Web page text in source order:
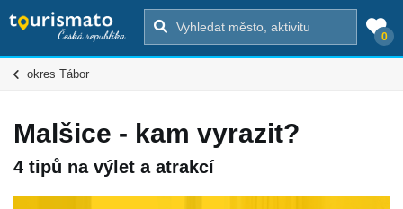
0
okres Tábor
Malšice - kam vyrazit?
4 tipů na výlet a atrakcí